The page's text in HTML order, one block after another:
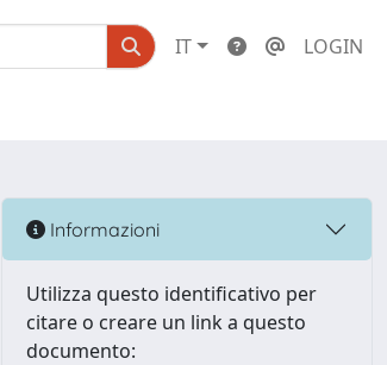
IT LOGIN
Informazioni
Utilizza questo identificativo per
citare o creare un link a questo
documento: